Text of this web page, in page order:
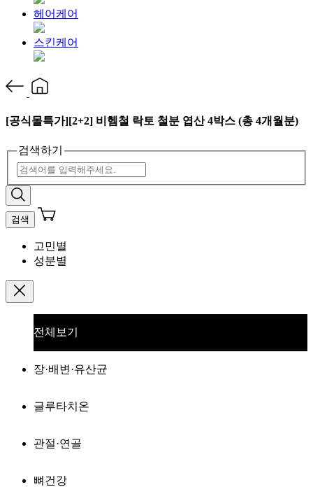
헤어케어
스킨케어
[공식몰특가][2+2] 비헴철 락토 철분 엽산 4박스 (총 4개월분)
검색하기
검색
고민별
성분별
전체보기
장·배변·유산균
글루타치온
관절·연골
뼈건강